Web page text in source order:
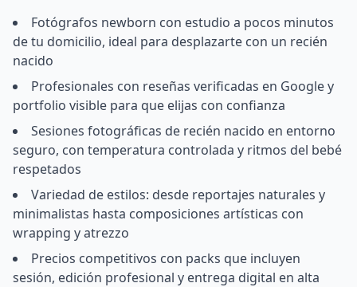
Fotógrafos newborn con estudio a pocos minutos
de tu domicilio, ideal para desplazarte con un recién
nacido
Profesionales con reseñas verificadas en Google y
portfolio visible para que elijas con confianza
Sesiones fotográficas de recién nacido en entorno
seguro, con temperatura controlada y ritmos del bebé
respetados
Variedad de estilos: desde reportajes naturales y
minimalistas hasta composiciones artísticas con
wrapping y atrezzo
Precios competitivos con packs que incluyen
sesión, edición profesional y entrega digital en alta